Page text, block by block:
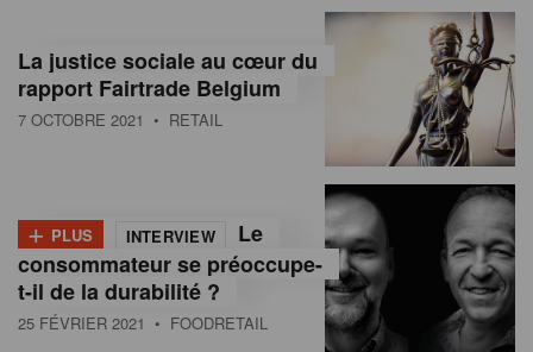
La justice sociale au cœur du
rapport Fairtrade Belgium
7 OCTOBRE 2021 • RETAIL
+ PLUS INTERVIEW
Le
consommateur se préoccupe-
t-il de la durabilité ?
25 FÉVRIER 2021 • FOODRETAIL